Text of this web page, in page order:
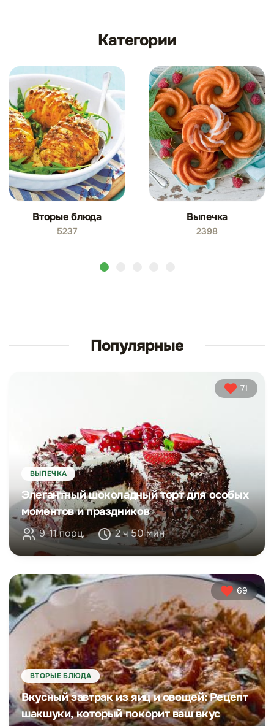
Категории
Вторые блюда
5237
Выпечка
2398
Популярные
71
ВЫПЕЧКА
Элегантный шоколадный торт для особых
моментов и праздников
9-11 порц. 2 ч 50 мин
69
ВТОРЫЕ БЛЮДА
Вкусный завтрак из яиц и овощей: Рецепт
шакшуки, который покорит ваш вкус